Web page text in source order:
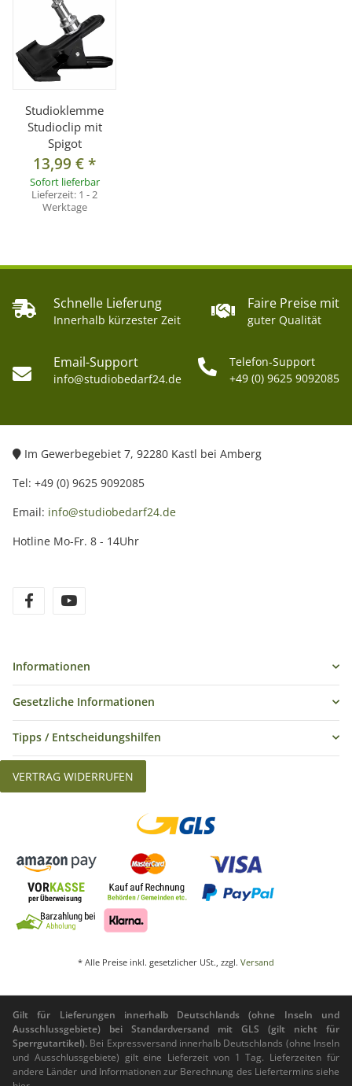
Studioklemme
Studioclip mit
Spigot
13,99 €*
Sofort lieferbar
Lieferzeit: 1 - 2
Werktage
Schnelle Lieferung
Innerhalb kürzester Zeit
Faire Preise mit
guter Qualität
Email-Support
info@studiobedarf24.de
Telefon-Support
+49 (0) 9625 9092085
Im Gewerbegebiet 7, 92280 Kastl bei Amberg
Tel: +49 (0) 9625 9092085
Email: info@studiobedarf24.de
Hotline Mo-Fr. 8 - 14Uhr
Informationen
Gesetzliche Informationen
Tipps / Entscheidungshilfen
VERTRAG WIDERRUFEN
* Alle Preise inkl. gesetzlicher USt., zzgl. Versand
Gilt für Lieferungen innerhalb Deutschlands (ohne Inseln und
Ausschlussgebiete) bei Standardversand mit GLS (gilt nicht für
Sperrgutartikel). Bei Expressversand innerhalb Deutschlands (ohne Inseln
und Ausschlussgebiete) gilt eine Lieferzeit von 1 Tag. Lieferzeiten für
andere Länder und Informationen zur Berechnung des Liefertermins siehe